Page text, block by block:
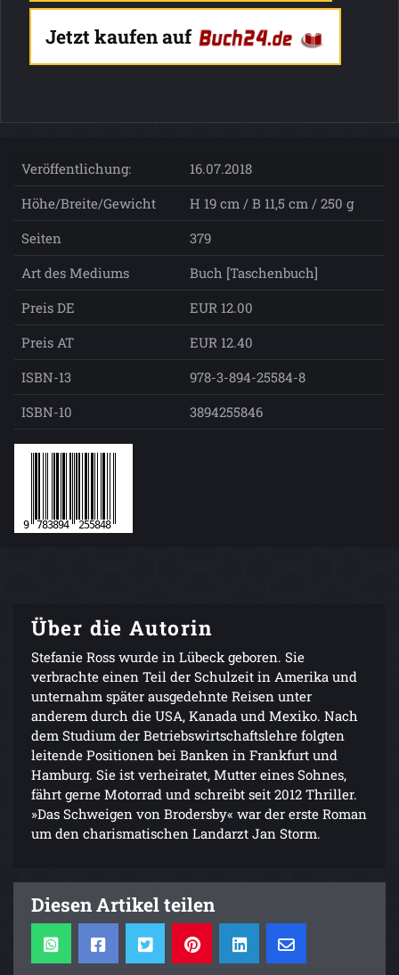
Jetzt kaufen auf
Veröffentlichung:
16.07.2018
Höhe/Breite/Gewicht
H 19 cm / B 11,5 cm / 250 g
Seiten
379
Art des Mediums
Buch [Taschenbuch]
Preis DE
EUR 12.00
Preis AT
EUR 12.40
ISBN-13
978-3-894-25584-8
ISBN-10
3894255846
Über die Autorin
Stefanie Ross wurde in Lübeck geboren. Sie
verbrachte einen Teil der Schulzeit in Amerika und
unternahm später ausgedehnte Reisen unter
anderem durch die USA, Kanada und Mexiko. Nach
dem Studium der Betriebswirtschaftslehre folgten
leitende Positionen bei Banken in Frankfurt und
Hamburg. Sie ist verheiratet, Mutter eines Sohnes,
fährt gerne Motorrad und schreibt seit 2012 Thriller.
»Das Schweigen von Brodersby« war der erste Roman
um den charismatischen Landarzt Jan Storm.
Diesen Artikel teilen